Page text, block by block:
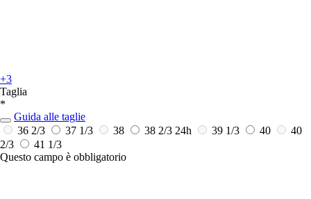
+3
Taglia
*
Guida alle taglie
36 2/3
37 1/3 38 38 2/3 24h 39 1/3 40
40
2/3
41 1/3
Questo campo è obbligatorio